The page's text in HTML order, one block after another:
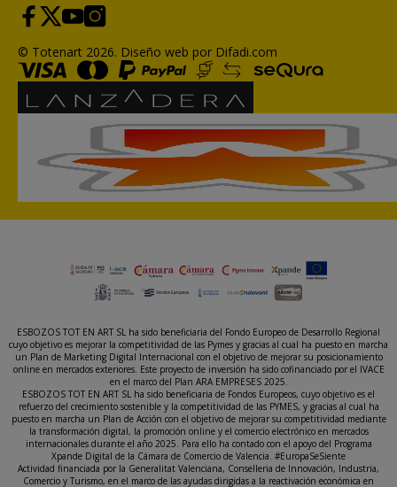
© Totenart 2026. Diseño web por Difadi.com
ESBOZOS TOT EN ART SL ha sido beneficiaria del Fondo Europeo de Desarrollo Regional
cuyo objetivo es mejorar la competitividad de las Pymes y gracias al cual ha puesto en marcha
un Plan de Marketing Digital Internacional con el objetivo de mejorar su posicionamiento
online en mercados exteriores. Este proyecto de inversión ha sido cofinanciado por el IVACE
en el marco del Plan ARA EMPRESES 2025.
ESBOZOS TOT EN ART SL ha sido beneficiaria de Fondos Europeos, cuyo objetivo es el
refuerzo del crecimiento sostenible y la competitividad de las PYMES, y gracias al cual ha
puesto en marcha un Plan de Acción con el objetivo de mejorar su competitividad mediante
la transformación digital, la promoción online y el comercio electrónico en mercados
internacionales durante el año 2025. Para ello ha contado con el apoyo del Programa
Xpande Digital de la Cámara de Comercio de Valencia. #EuropaSeSiente
Actividad financiada por la Generalitat Valenciana, Conselleria de Innovación, Industria,
Comercio y Turismo, en el marco de las ayudas dirigidas a la reactivación económica en